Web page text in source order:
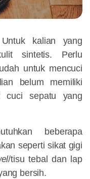
Untuk kalian yang
sintetis. Perlu
untuk mencuci
belum memiliki
cuci sepatu yang
beberapa
seperti sikat gigi
/tisu tebal dan lap
bersih.